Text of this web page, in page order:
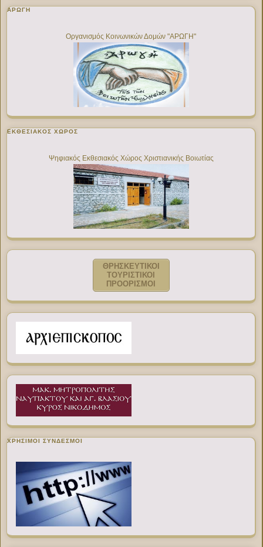
ΑΡΩΓΗ
Οργανισμός Κοινωνικών Δομών "ΑΡΩΓΗ"
ΕΚΘΕΣΙΑΚΌΣ ΧΏΡΟΣ
Ψηφιακός Εκθεσιακός Χώρος Χριστιανικής Βοιωτίας
ΘΡΗΣΚΕΥΤΙΚΟΙ
ΤΟΥΡΙΣΤΙΚΟΙ
ΠΡΟΟΡΙΣΜΟΙ
ΧΡΉΣΙΜΟΙ ΣΎΝΔΕΣΜΟΙ